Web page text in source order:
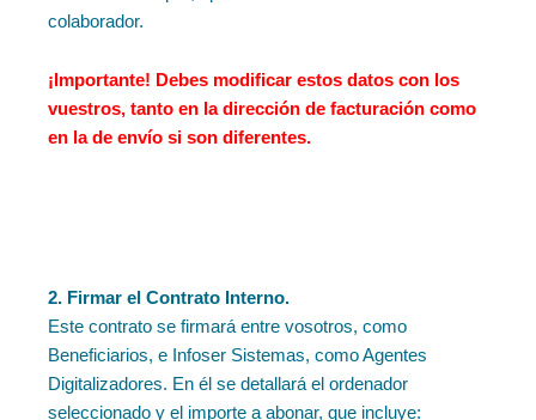
colaborador.
¡Importante! Debes modificar estos datos con los
vuestros, tanto en la dirección de facturación como
en la de envío si son diferentes.
2. Firmar el Contrato Interno.
Este contrato se firmará entre vosotros, como
Beneficiarios, e Infoser Sistemas, como Agentes
Digitalizadores. En él se detallará el ordenador
seleccionado y el importe a abonar, que incluye: